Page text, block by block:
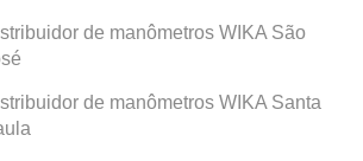
de manômetros WIKA São
de manômetros WIKA Santa